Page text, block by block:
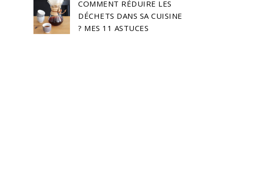
COMMENT RÉDUIRE LES
DÉCHETS DANS SA CUISINE
? MES 11 ASTUCES